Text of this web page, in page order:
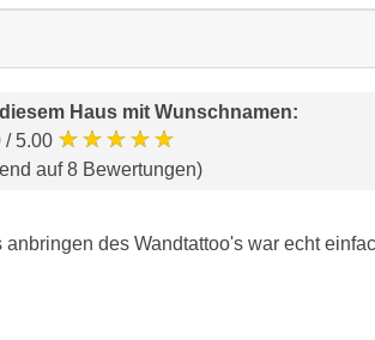
diesem Haus mit Wunschnamen:
/ 5.00 ★★★★★
auf 8 Bewertungen)
des Wandtattoo's war echt